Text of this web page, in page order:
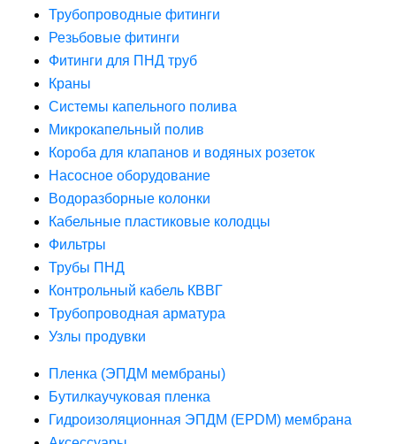
Трубопроводные фитинги
Резьбовые фитинги
Фитинги для ПНД труб
Краны
Системы капельного полива
Микрокапельный полив
Короба для клапанов и водяных розеток
Насосное оборудование
Водоразборные колонки
Кабельные пластиковые колодцы
Фильтры
Трубы ПНД
Контрольный кабель КВВГ
Трубопроводная арматура
Узлы продувки
Пленка (ЭПДМ мембраны)
Бутилкаучуковая пленка
Гидроизоляционная ЭПДМ (EPDM) мембрана